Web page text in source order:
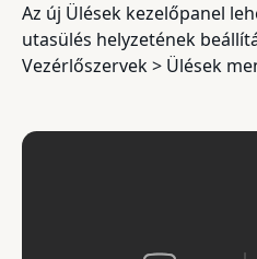
Az új Ülések kezelőpanel
utasülés helyzetének
Vezérlőszervek > Ülések